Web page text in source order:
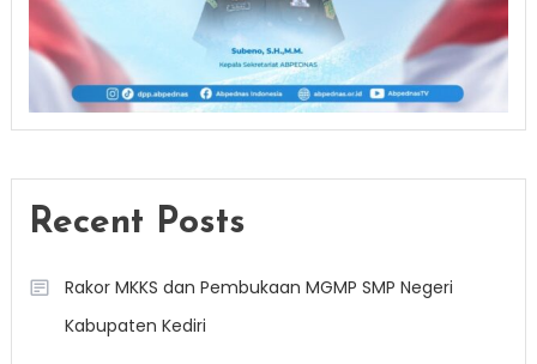
Recent Posts
Rakor MKKS dan Pembukaan MGMP SMP Negeri
Kabupaten Kediri